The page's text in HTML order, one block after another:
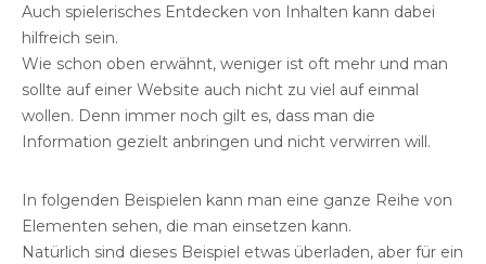
Auch spielerisches Entdecken von Inhalten kann dabei
hilfreich sein.
Wie schon oben erwähnt, weniger ist oft mehr und man
sollte auf einer Website auch nicht zu viel auf einmal
wollen. Denn immer noch gilt es, dass man die
Information gezielt anbringen und nicht verwirren will.
In folgenden Beispielen kann man eine ganze Reihe von
Elementen sehen, die man einsetzen kann.
Natürlich sind dieses Beispiel etwas überladen, aber für ein